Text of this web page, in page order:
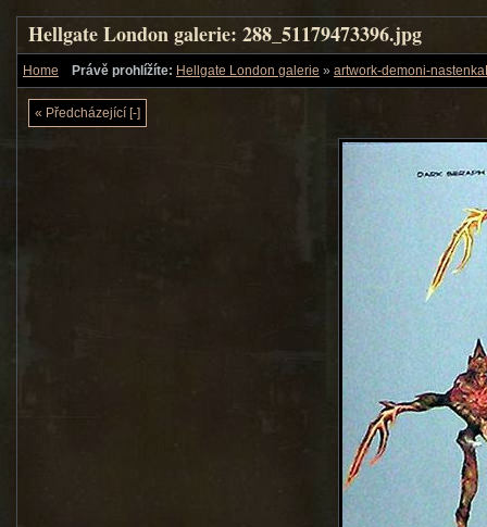
Hellgate London galerie: 288_51179473396.jpg
Home Právě prohlížíte: Hellgate London galerie » artwork-demoni-
« Předcházející [-]